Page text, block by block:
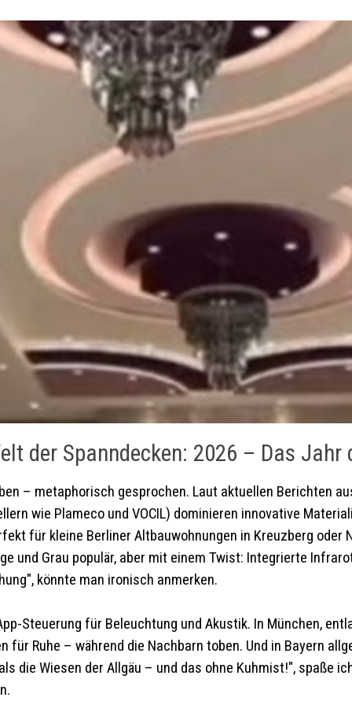
der Spanndecken: 2026 – Das Jahr
– metaphorisch gesprochen. Laut aktuellen Berichten
wie Plameco und VOCIL) dominieren innovative
für kleine Berliner Altbauwohnungen in Kreuzberg oder
und Grau populär, aber mit einem Twist: Integrierte
könnte man ironisch anmerken.
Steuerung für Beleuchtung und Akustik. In München,
Ruhe – während die Nachbarn toben. Und in Bayern
die Wiesen der Allgäu – und das ohne Kuhmist!", spaße